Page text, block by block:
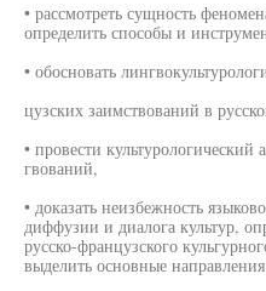
• рассмотреть сущность
определить способы и
• обосновать
цузских заимствований в
• провести культурологический
гвований,
• доказать неизбежность
диффузии и диалога культур,
русско-французского
выделить основные